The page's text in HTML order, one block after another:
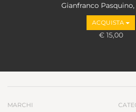
Gianfranco
Valbruzzi
ACQUISTA
€ 15,00
MARCHI